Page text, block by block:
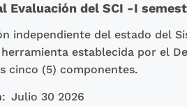
Evaluación del SCI -I
independiente del estado del
establecida por el
cinco (5) componentes.
Julio 30 2026